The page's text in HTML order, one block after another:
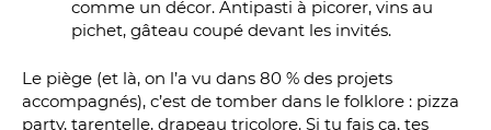
comme un décor. Antipasti à picorer, vins au
pichet, gâteau coupé devant les invités.
Le piège (et là, on l’a vu dans 80 % des projets
accompagnés), c’est de tomber dans le folklore : pizza
party, tarentelle, drapeau tricolore. Si tu fais ça, tes